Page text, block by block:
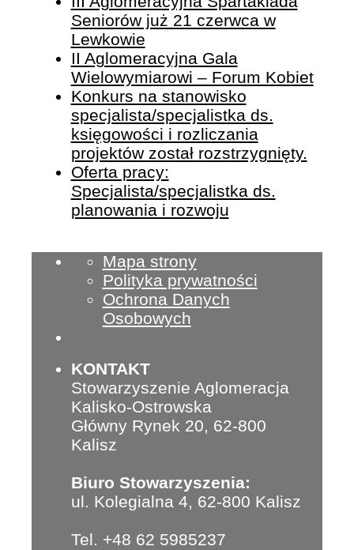
Seniorów już 21 czerwca w
Lewkowie
II Aglomeracyjna Gala
Wielowymiarowi – Forum Kobiet
Konkurs na stanowisko
specjalista/specjalistka ds.
księgowości i rozliczania
projektów został rozstrzygnięty.
Oferta pracy:
Specjalista/specjalistka ds.
planowania i rozwoju
Mapa strony
Polityka prywatności
Ochrona Danych
Osobowych
KONTAKT
Stowarzyszenie Aglomeracja
Kalisko-Ostrowska
Główny Rynek 20, 62-800
Kalisz
Biuro Stowarzyszenia:
ul. Kolegialna 4, 62-800 Kalisz
Tel. +48 62 5985237